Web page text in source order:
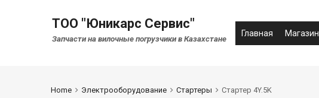
ТОО "Юникарс Сервис"
Запчасти на вилочные погрузчики в Казахстане
Главная Магазин
Home Электрооборудование Стартеры Стартер 4Y.5K